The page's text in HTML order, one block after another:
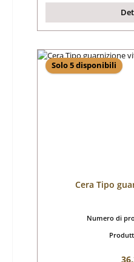
Solo 5 disponibili
Cera Tipo
Numero di